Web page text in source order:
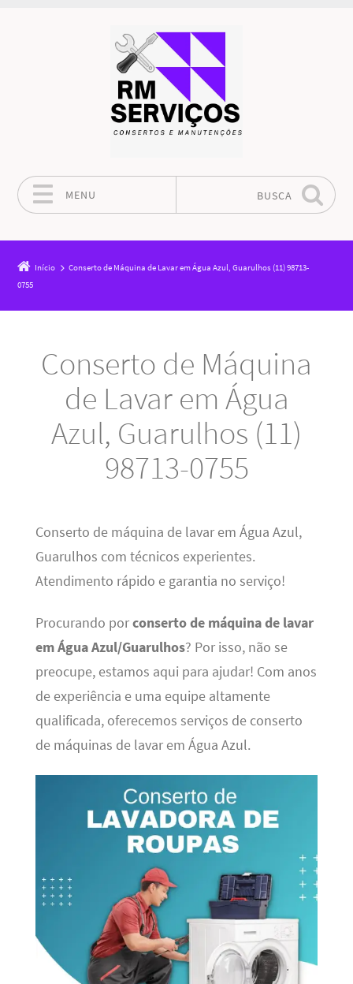
MENU BUSCA
Início
Conserto de Máquina de Lavar em Água Azul, Guarulhos (11) 98713-
0755
Conserto de Máquina
de Lavar em Água
Azul, Guarulhos (11)
98713-0755
Conserto de máquina de lavar em Água Azul,
Guarulhos com técnicos experientes.
Atendimento rápido e garantia no serviço!
Procurando porconserto de máquina de lavar
em Água Azul/Guarulhos? Por isso, não se
preocupe, estamos aqui para ajudar! Com anos
de experiência e uma equipe altamente
qualificada, oferecemos serviços de conserto
de máquinas de lavar em Água Azul.